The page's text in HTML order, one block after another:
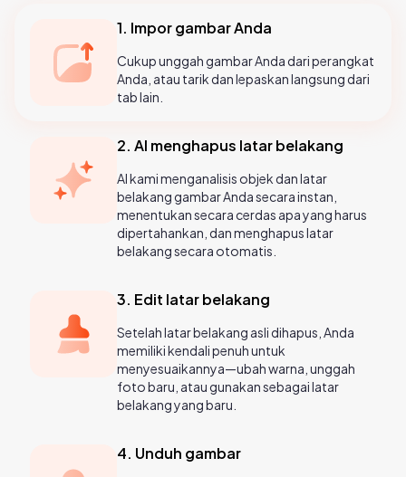
1. Impor gambar Anda
Cukup unggah gambar Anda dari perangkat
Anda, atau tarik dan lepaskan langsung dari
tab lain.
2. AI menghapus latar belakang
AI kami menganalisis objek dan latar
belakang gambar Anda secara instan,
menentukan secara cerdas apa yang harus
dipertahankan, dan menghapus latar
belakang secara otomatis.
3. Edit latar belakang
Setelah latar belakang asli dihapus, Anda
memiliki kendali penuh untuk
menyesuaikannya—ubah warna, unggah
foto baru, atau gunakan sebagai latar
belakang yang baru.
4. Unduh gambar